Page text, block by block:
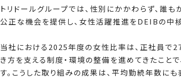
トリドールグループでは、性別にかかわらず、誰
公正な機会を提供し、女性活躍推進をDEIBの中
当社における2025年度の女性比率は、正社員で
き方を支える制度・環境の整備を進めてきたこと
す。こうした取り組みの成果は、平均勤続年数に